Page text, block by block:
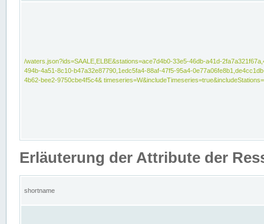
/waters.json?ids=SAALE,ELBE&stations=ace7d4b0-33e5-46db-a41d-
494b-4a51-8c10-b47a32e87790,1edc5fa4-88af-47f5-95a4-
4b62-bee2-9750cbe4f5c4&
Erläuterung der Attribute der
shortname